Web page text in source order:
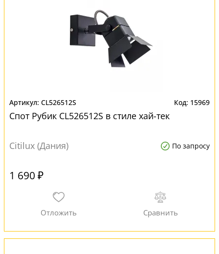
CL526512S 15969
Спот Рубик CL526512S в стиле хай-тек
Citilux (Дания) По запросу
1 690 ₽